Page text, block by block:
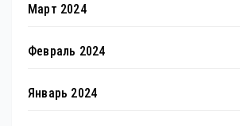
Март 2024
Февраль 2024
Январь 2024